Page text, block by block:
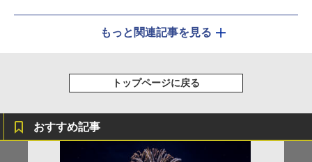
もっと関連記事を見る
トップページに戻る
おすすめ記事